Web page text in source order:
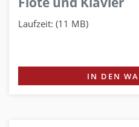
Laufzeit: (11 MB)
IN DEN